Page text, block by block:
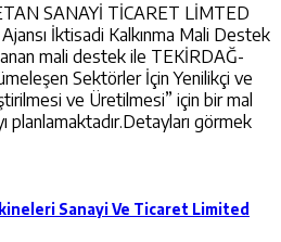
SANAYİ TİCARET LİMTED
İktisadi Kalkınma Mali Destek
mali destek ile TEKİRDAĞ-
Sektörler İçin Yenilikçi ve
ve Üretilmesi” için bir mal
planlamaktadır.Detayları görmek
Sanayi Ve Ticaret Limited